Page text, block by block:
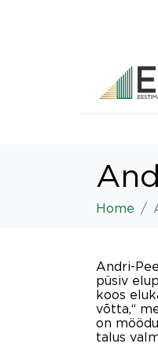
Home
Andri-
püsiv
koos
võtta,“
on
talus